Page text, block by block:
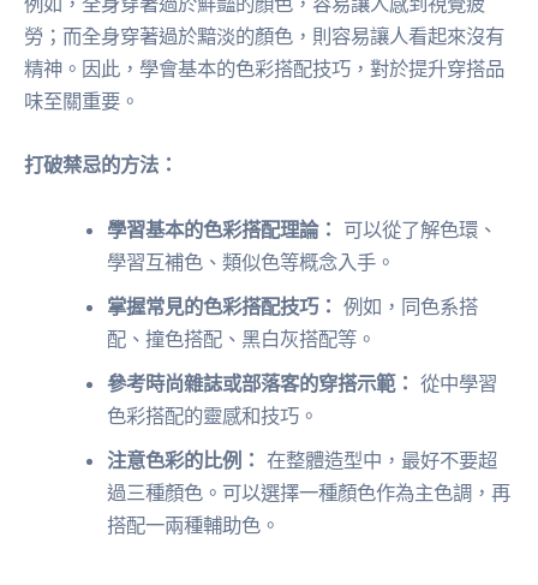
勞；而全身穿著過於黯淡的顏色，則容易讓人看起來沒有
精神。因此，學會基本的色彩搭配技巧，對於提升穿搭品
味至關重要。
打破禁忌的方法：
學習基本的色彩搭配理論： 可以從了解色環、
學習互補色、類似色等概念入手。
掌握常見的色彩搭配技巧： 例如，同色系搭
配、撞色搭配、黑白灰搭配等。
參考時尚雜誌或部落客的穿搭示範： 從中學習
色彩搭配的靈感和技巧。
注意色彩的比例： 在整體造型中，最好不要超
過三種顏色。可以選擇一種顏色作為主色調，再
搭配一兩種輔助色。